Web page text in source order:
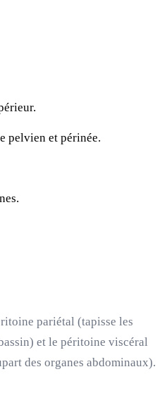
pelvien et périnée.
pariétal (tapisse les
et le péritoine viscéral
des organes abdominaux).